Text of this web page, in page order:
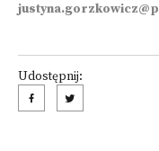
Udostępnij: